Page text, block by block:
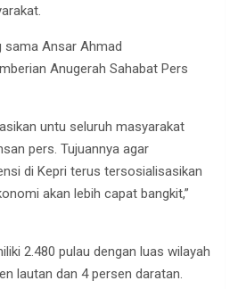
sama Ansar Ahmad
Anugerah Sahabat Pers
untu seluruh masyarakat
pers. Tujuannya agar
di Kepri terus tersosialisasikan
akan lebih capat bangkit,”
2.480 pulau dengan luas wilayah
lautan dan 4 persen daratan.